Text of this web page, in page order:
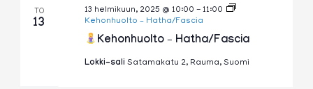
TO
13
Kehonhuolto – Hatha/Fascia
13 helmikuun, 2025 @ 10:00 - 11:00
Kehonhuolto – Hatha/Fascia
Lokki-sali Satamakatu 2, Rauma, Suomi